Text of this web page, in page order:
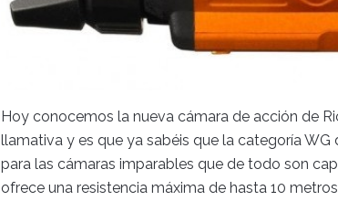
Hoy conocemos la nueva cámara de acción de
llamativa y es que ya sabéis que la categoría WG
para las cámaras imparables que de todo son
ofrece una resistencia máxima de hasta 10